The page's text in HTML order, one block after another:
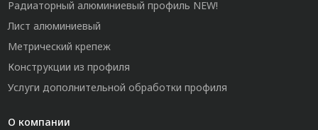
Радиаторный алюминиевый профиль NEW!
Лист алюминиевый
Метрический крепеж
Конструкции из профиля
Услуги дополнительной обработки профиля
О компании